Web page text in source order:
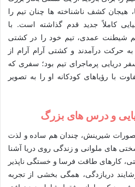
هیجان کشف ناشناخته ها چنان تیم را
کاملاً جدید قدم گذاشته است. با
شیطنت عمدی، تیم خود را در کشتی
حرکت درآمدند و کشتی آرام آرام از
دریایی پرماجرای تیم بود؛ سفری که
با رؤیاهای کودکانه او را به تصویر
و درس های بزرگ
شیرینش، چندان هم ساده و لذت
های ملوانی و زندگی روی دریا آشنا
کارهای طاقت فرسا و خستگی ناپذیر
دریازدگی، همگی بخشی از تجربه